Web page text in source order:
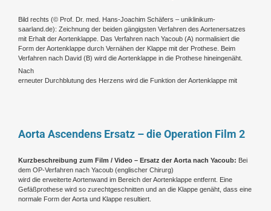
Bild rechts (© Prof. Dr. med. Hans-Joachim Schäfers – uniklinikum-
saarland.de): Zeichnung der beiden gängigsten Verfahren des Aortenersatzes
mit Erhalt der Aortenklappe. Das Verfahren nach Yacoub (A) normalisiert die
Form der Aortenklappe durch Vernähen der Klappe mit der Prothese. Beim
Verfahren nach David (B) wird die Aortenklappe in die Prothese hineingenäht.
Nach
erneuter Durchblutung des Herzens wird die Funktion der Aortenklappe mit
Aorta Ascendens Ersatz – die Operation Film 2
Kurzbeschreibung zum Film / Video – Ersatz der Aorta nach Yacoub: Bei
dem OP-Verfahren nach Yacoub (englischer Chirurg)
wird die erweiterte Aortenwand im Bereich der Aortenklappe entfernt. Eine
Gefäßprothese wird so zurechtgeschnitten und an die Klappe genäht, dass eine
normale Form der Aorta und Klappe resultiert.